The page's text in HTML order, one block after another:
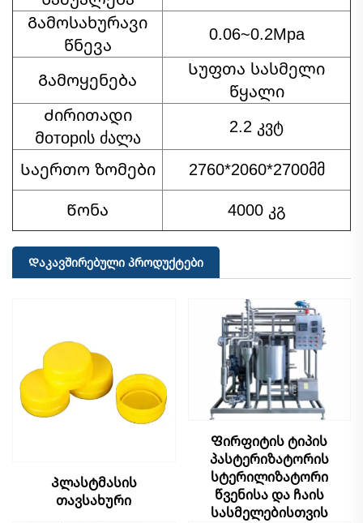
Გამოსახურავი
წნევა
0.06~0.2Mpa
Გამოყენება
Სუფთა სასმელი
წყალი
Ძირითადი
მоторის ძალა
2.2 კვტ
Საერთო ზომები 2760*2060*2700მმ
Წონა 4000 კგ
Დაკავშირებული Პროდუქტები
Პლასტმასის
თავსახური
Ფირფიტის ტიპის
პასტერიზატორის
სტერილიზატორი
წვენისა და ჩაის
სასმელებისთვის